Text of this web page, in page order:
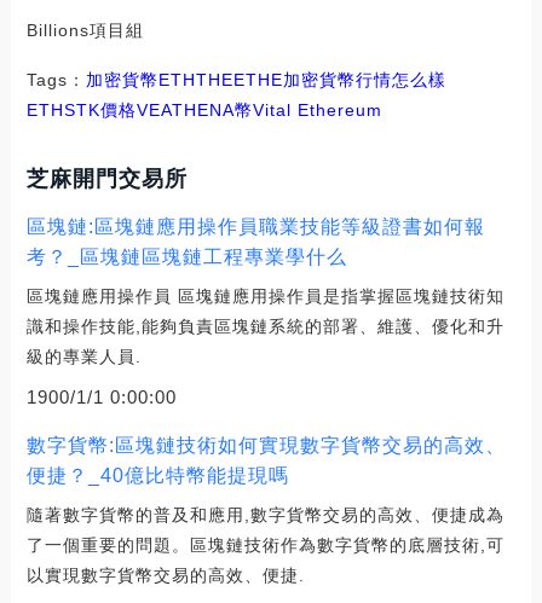
Billions項目組
Tags： 加密貨幣ETHTHEETHE加密貨幣行情怎么樣
ETHSTK價格VEATHENA幣Vital Ethereum
芝麻開門交易所
區塊鏈:區塊鏈應用操作員職業技能等級證書如何報
考？_區塊鏈區塊鏈工程專業學什么
區塊鏈應用操作員 區塊鏈應用操作員是指掌握區塊鏈技術知
識和操作技能,能夠負責區塊鏈系統的部署、維護、優化和升
級的專業人員.
1900/1/1 0:00:00
數字貨幣:區塊鏈技術如何實現數字貨幣交易的高效、
便捷？_40億比特幣能提現嗎
隨著數字貨幣的普及和應用,數字貨幣交易的高效、便捷成為
了一個重要的問題。區塊鏈技術作為數字貨幣的底層技術,可
以實現數字貨幣交易的高效、便捷.